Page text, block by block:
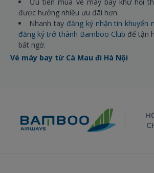
được hưởng nhiều ưu đãi hơn.
Nhanh tay đăng ký nhận tin khuyến
đăng ký trở thành Bamboo Club để tận
bất ngờ.
Vé máy bay từ Cà Mau đi Hà Nội